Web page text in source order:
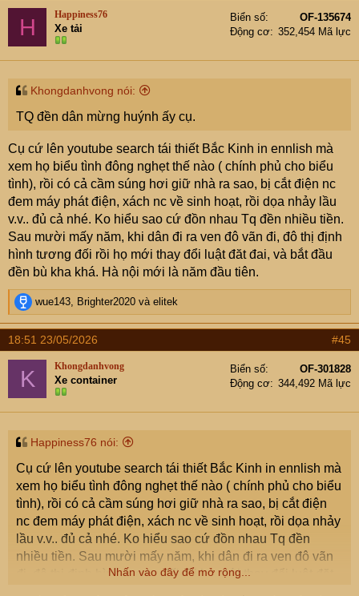
t
n
s
H Happiness76
Xe tải
Biển số
OF-135674
Động cơ
352,454 Mã lực
Khongdanhvong nói:
TQ đền dân mừng huýnh ấy cụ.
Cụ cứ lên youtube search tái thiết Bắc Kinh in ennlish mà
xem họ biểu tình đông nghẹt thế nào ( chính phủ cho biểu
tình), rồi có cả cầm súng hơi giữ nhà ra sao, bị cắt điện nc
đem máy phát điện, xách nc về sinh hoạt, rồi dọa nhảy lầu
v.v.. đủ cả nhé. Ko hiểu sao cứ đồn nhau Tq đền nhiều tiền.
Sau mười mấy năm, khi dân đi ra ven đô vãn đi, đô thị định
hình tương đối rồi họ mới thay đổi luật đăt đai, và bắt đầu
đền bù kha khá. Hà nội mới là năm đầu tiên.
R
e
a
c
t
o
n
s
wue143, Brighter2020 và elitek
18:51 23/05/2026 #45
K Khongdanhvong
Xe container
Biển số
OF-301828
Động cơ
344,492 Mã lực
Happiness76 nói:
Cụ cứ lên youtube search tái thiết Bắc Kinh in ennlish mà
xem họ biểu tình đông nghẹt thế nào ( chính phủ cho biểu
tình), rồi có cả cầm súng hơi giữ nhà ra sao, bị cắt điện
nc đem máy phát điện, xách nc về sinh hoạt, rồi dọa nhảy
lầu v.v.. đủ cả nhé. Ko hiểu sao cứ đồn nhau Tq đền
nhiều tiền. Sau mười mấy năm, khi dân đi ra ven đô vãn
đi, đô thị định hình tương đối rồi họ mới thay đổi luật đăt
Nhấn vào đây để mở rộng...